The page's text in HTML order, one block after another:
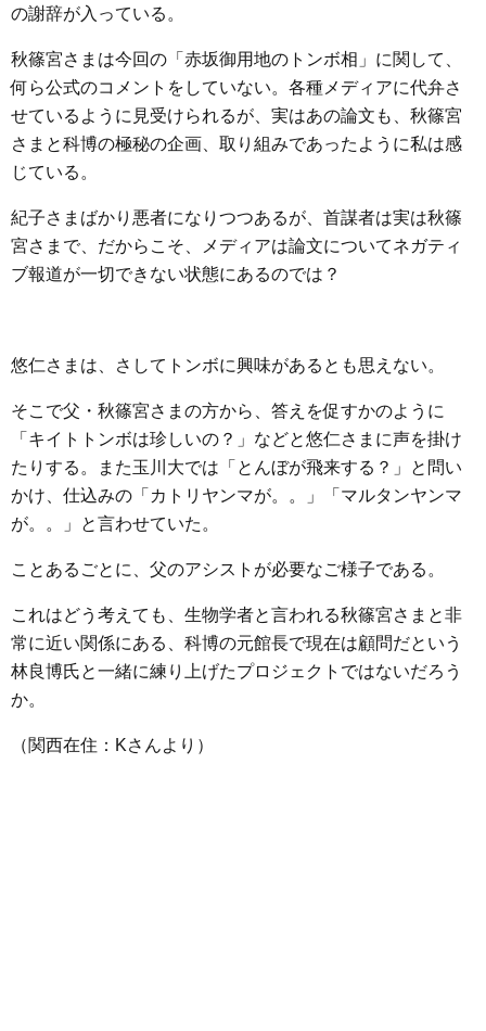
の謝辞が入っている。
秋篠宮さまは今回の「赤坂御用地のトンボ相」に関して、
何ら公式のコメントをしていない。各種メディアに代弁さ
せているように見受けられるが、実はあの論文も、秋篠宮
さまと科博の極秘の企画、取り組みであったように私は感
じている。
紀子さまばかり悪者になりつつあるが、首謀者は実は秋篠
宮さまで、だからこそ、メディアは論文についてネガティ
ブ報道が一切できない状態にあるのでは？
悠仁さまは、さしてトンボに興味があるとも思えない。
そこで父・秋篠宮さまの方から、答えを促すかのように
「キイトトンボは珍しいの？」などと悠仁さまに声を掛け
たりする。また玉川大では「とんぼが飛来する？」と問い
かけ、仕込みの「カトリヤンマが。。」「マルタンヤンマ
が。。」と言わせていた。
ことあるごとに、父のアシストが必要なご様子である。
これはどう考えても、生物学者と言われる秋篠宮さまと非
常に近い関係にある、科博の元館長で現在は顧問だという
林良博氏と一緒に練り上げたプロジェクトではないだろう
か。
（関西在住：Kさんより）